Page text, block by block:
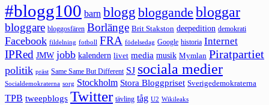
#blogg100 barn blogg bloggande bloggar
bloggare bloggosfären Borlänge Brit Stakston deepedition demokrati
Facebook fildelning fotboll FRA födelsedag Google historia Internet
IPRed JMW jobb kalendern livet media musik Mymlan Piratpartiet
politik präst Same Same But Different SJ sociala medier
Socialdemokraterna sorg Stockholm Stora Bloggpriset Sverigedemokraterna
TPB tweepblogs Twitter tävling tåg U2 Wikileaks